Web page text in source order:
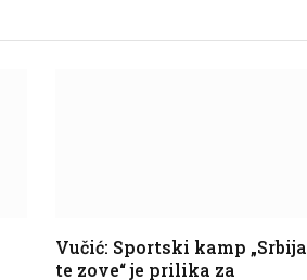
Vučić: Sportski kamp „Srbija
te zove“ je prilika za